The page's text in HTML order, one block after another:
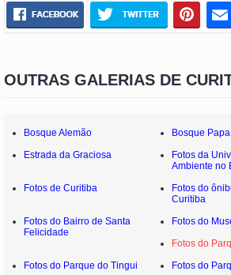
OUTRAS GALERIAS DE
Bosque Alemão
Bosque Papa
Estrada da Graciosa
Fotos da
Ambiente no
Fotos de Curitiba
Fotos do
Curitiba
Fotos do Bairro de Santa
Felicidade
Fotos do
Fotos do
Fotos do Parque do Tingui
Fotos do